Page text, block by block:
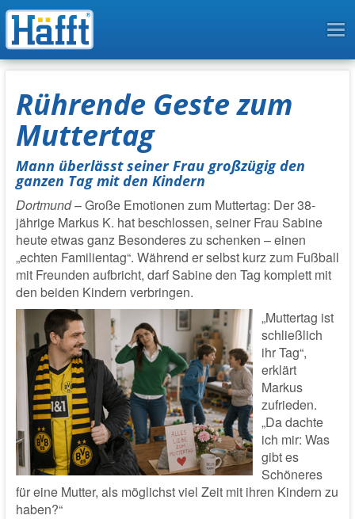
Rührende Geste zum
Muttertag
Mann überlässt seiner Frau großzügig den
ganzen Tag mit den Kindern
Dortmund– Große Emotionen zum Muttertag: Der 38-
jährige Markus K. hat beschlossen, seiner Frau Sabine
heute etwas ganz Besonderes zu schenken – einen
„echten Familientag“. Während er selbst kurz zum Fußball
mit Freunden aufbricht, darf Sabine den Tag komplett mit
den beiden Kindern verbringen.
„Muttertag ist
schließlich
ihr Tag“,
erklärt
Markus
zufrieden.
„Da dachte
ich mir: Was
gibt es
Schöneres
für eine Mutter, als möglichst viel Zeit mit ihren Kindern zu
haben?“